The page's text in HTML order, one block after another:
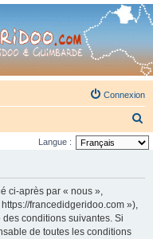
la communauté.
Connexion
e
h
Langue :
ci-après par « nous »,
francedidgeridoo.com »),
conditions suivantes. Si
de toutes les conditions